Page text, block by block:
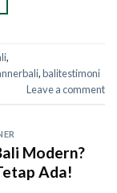
,
,balitestimoni
Leave a comment
Modern?
Ada!